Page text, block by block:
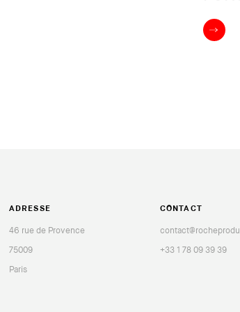
ADRESSE
46 rue de Provence
75009
Paris
CONTACT
+33 1 78 09 39 39